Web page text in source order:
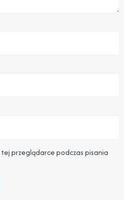
przeglądarce podczas pisania